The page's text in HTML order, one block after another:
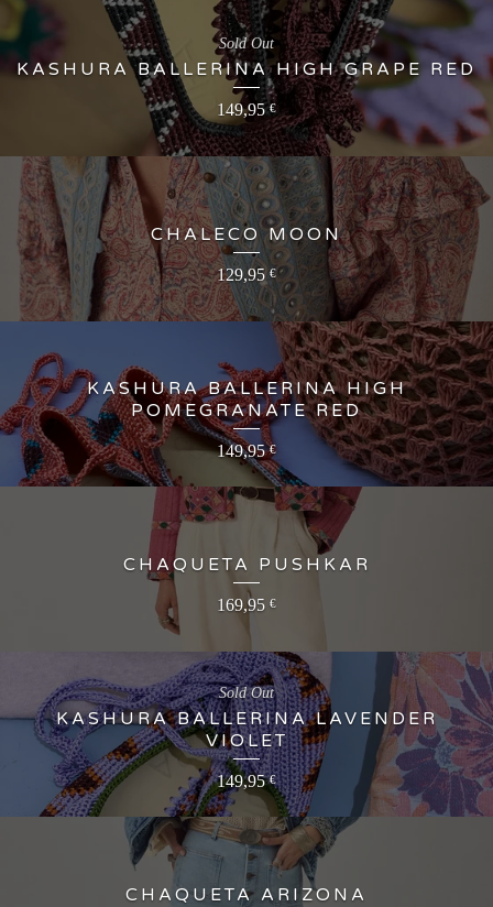
KASHURA BALLERINA HIGH GRAPE RED
149,95€
Sold Out
CHALECO MOON
129,95 €
KASHURA BALLERINA HIGH
POMEGRANATE RED
149,95€
CHAQUETA PUSHKAR
169,95 €
KASHURA BALLERINA LAVENDER
VIOLET
149,95€
Sold Out
CHAQUETA ARIZONA